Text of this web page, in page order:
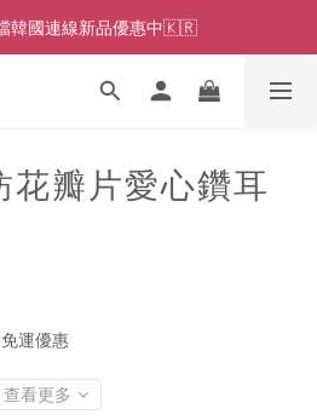
韓國連線新品優惠中🇰🇷
瓣片愛心鑽耳
運優惠
查看更多